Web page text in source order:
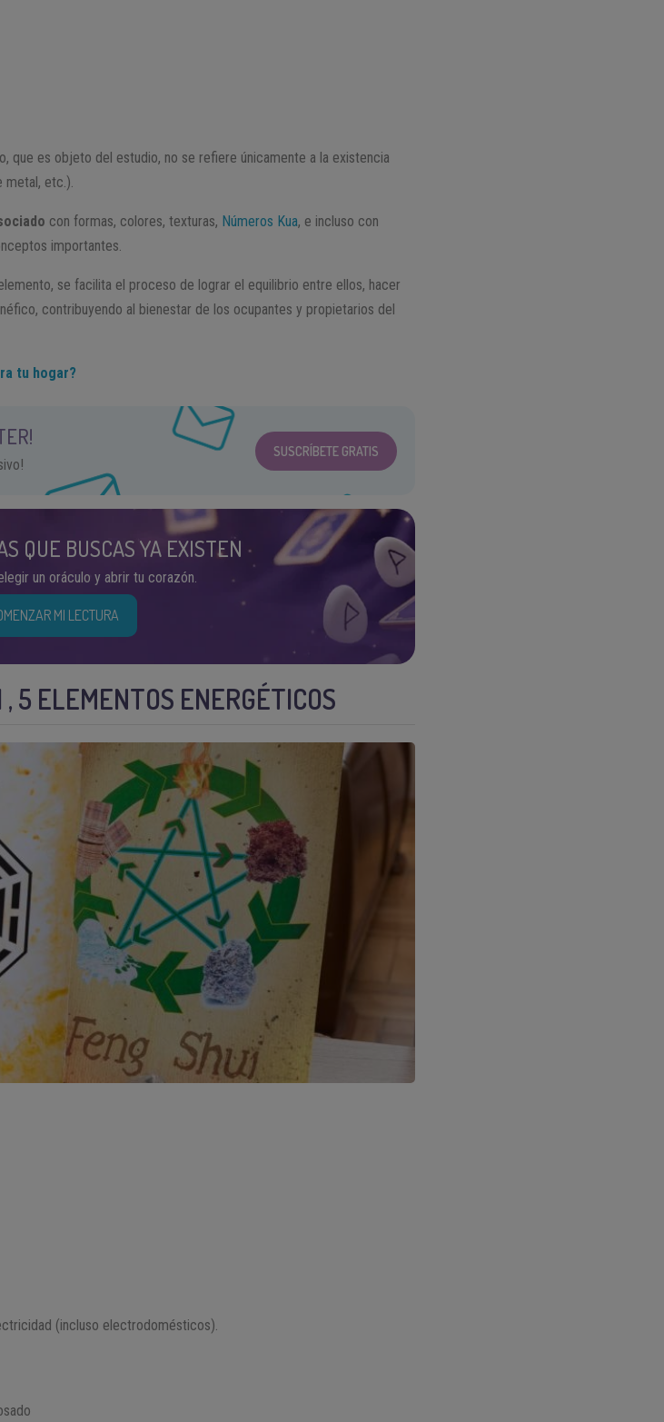
que es objeto del estudio, no se refiere únicamente a la existencia
metal, etc.).
con formas, colores, texturas, Números Kua, e incluso con
importantes.
se facilita el proceso de lograr el equilibrio entre ellos, hacer
contribuyendo al bienestar de los ocupantes y propietarios del
tu hogar?
SUSCRÍBETE GRATIS
QUE BUSCAS YA EXISTEN
un oráculo y abrir tu corazón.
MI LECTURA
5 ELEMENTOS ENERGÉTICOS
(incluso electrodomésticos).